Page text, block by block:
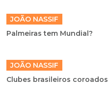
JOÃO NASSIF
Palmeiras tem Mundial?
JOÃO NASSIF
Clubes brasileiros coroados